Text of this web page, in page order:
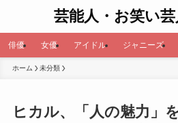
芸能人・お笑い
俳優 女優 アイドル ジャニーズ
ホーム 未分類
ヒカル、「人の魅力」